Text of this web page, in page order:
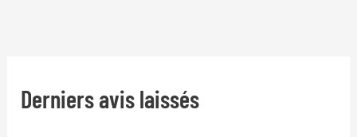
Derniers avis laissés